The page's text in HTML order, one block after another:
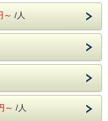
二本松インターチェンジから
二本松駅からバスで約20分
入園受付～15：30）
最終入園受付～16：00）
よる休園の場合あり
～ /人
～ /人